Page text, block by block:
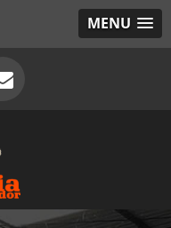
MENU